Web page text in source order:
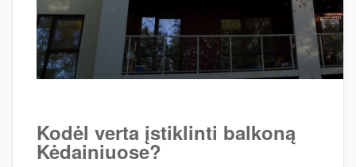
Kodėl verta įstiklinti balkoną
Kėdainiuose?